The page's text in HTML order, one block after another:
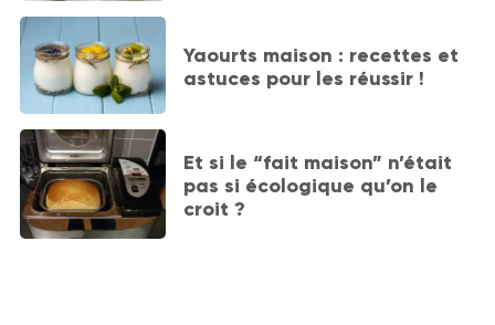
Yaourts maison : recettes et
astuces pour les réussir !
Et si le “fait maison” n’était
pas si écologique qu’on le
croit ?